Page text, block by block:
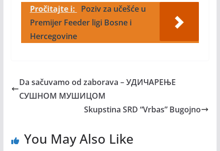
Pročitajte i:
Poziv za učešće u
Premijer Feeder ligi Bosne i
Hercegovine
Da sačuvamo od zaborava – УДИЧАРЕЊЕ
CУШНОМ МУШИЦОМ
Skupstina SRD “Vrbas” Bugojno
You May Also Like